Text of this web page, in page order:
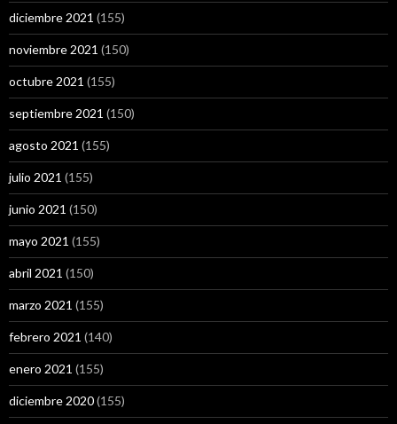
diciembre 2021 (155)
noviembre 2021 (150)
octubre 2021 (155)
septiembre 2021 (150)
agosto 2021 (155)
julio 2021 (155)
junio 2021 (150)
mayo 2021 (155)
abril 2021 (150)
marzo 2021 (155)
febrero 2021 (140)
enero 2021 (155)
diciembre 2020(155)